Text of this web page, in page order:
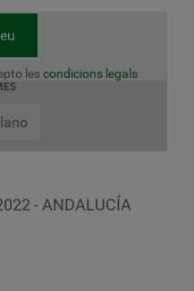
lescondicions legals
- ANDALUCÍA